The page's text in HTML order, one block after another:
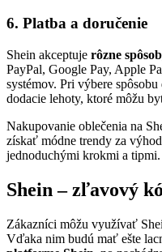
6. Platba a doručenie
Shein akceptuje rôzne
PayPal, Google Pay, Apple
systémov. Pri výbere
dodacie lehoty, ktoré môžu
Nakupovanie oblečenia na
získať módne trendy za
jednoduchými krokmi a tipmi.
Shein – zľavový
Zákazníci môžu využívať
Vďaka nim budú mať ešte